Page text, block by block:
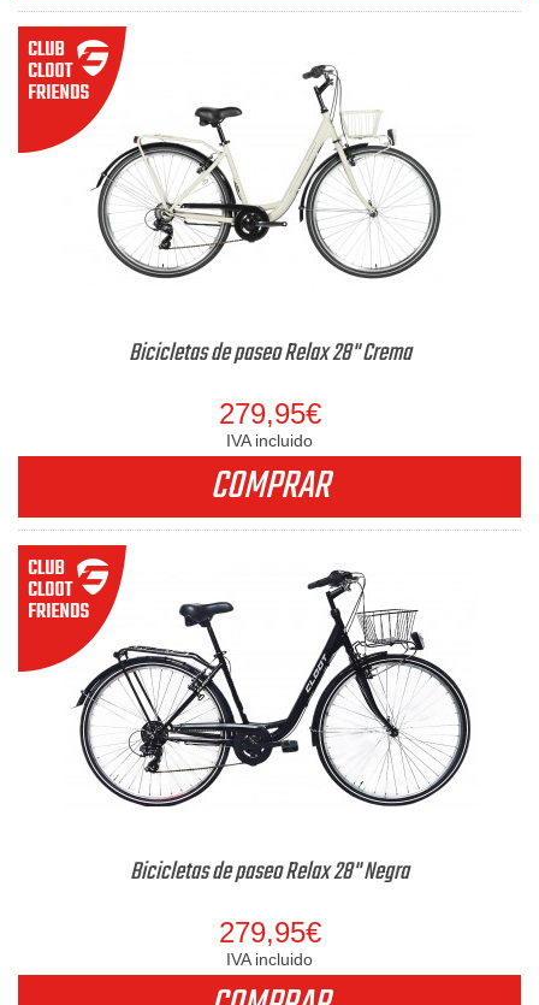
Bicicletas de paseo Relax 28" Crema
279,95€
IVA incluido
COMPRAR
Bicicletas de paseo Relax 28" Negra
279,95€
IVA incluido